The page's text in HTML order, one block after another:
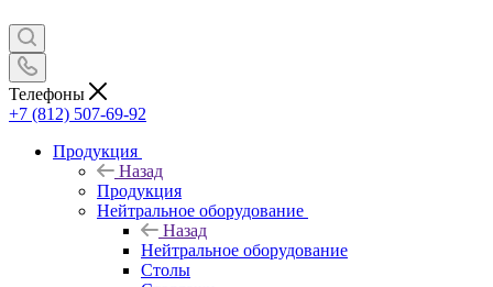
Телефоны
+7 (812) 507-69-92
Продукция
Назад
Продукция
Нейтральное оборудование
Назад
Нейтральное оборудование
Столы